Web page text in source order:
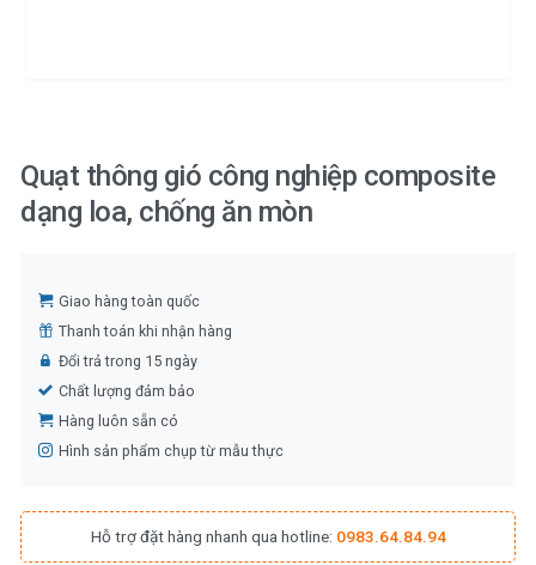
Quạt thông gió công nghiệp composite
dạng loa, chống ăn mòn
Giao hàng toàn quốc
Thanh toán khi nhận hàng
Đổi trả trong 15 ngày
Chất lượng đảm bảo
Hàng luôn sẵn có
Hình sản phẩm chụp từ mẫu thực
Hỗ trợ đặt hàng nhanh qua hotline: 0983.64.84.94